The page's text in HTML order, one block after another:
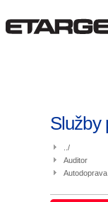
Služby
../
Auditor
Autodoprava